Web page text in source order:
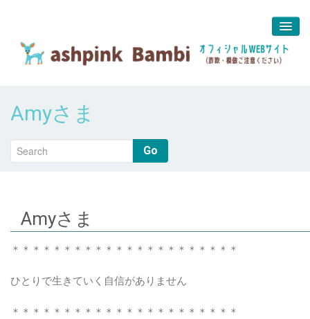
about us
堀江 真代
Amyさま
Go
Amyさま
＊＊＊＊＊＊＊＊＊＊＊＊＊＊＊＊＊＊＊＊＊＊
ひとりで生きていく自信がありません
＊＊＊＊＊＊＊＊＊＊＊＊＊＊＊＊＊＊＊＊＊＊